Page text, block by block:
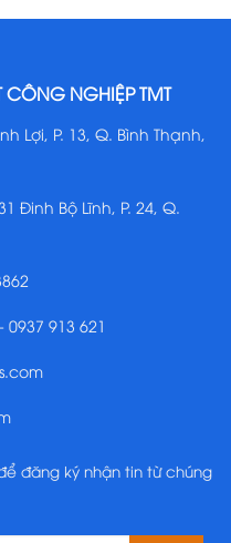
CÔNG NGHIỆP TMT
Lợi, P. 13, Q. Bình Thạnh,
Đinh Bộ Lĩnh, P. 24, Q.
0937 913 621
đăng ký nhận tin từ chúng